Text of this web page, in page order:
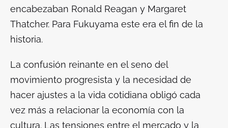
encabezaban Ronald Reagan y Margaret
Thatcher. Para Fukuyama este era el fin de la
historia.
La confusión reinante en el seno del
movimiento progresista y la necesidad de
hacer ajustes a la vida cotidiana obligó cada
vez más a relacionar la economía con la
cultura. Las tensiones entre el mercado y la